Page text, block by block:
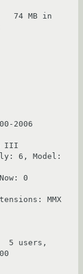
2006
III
6, Model:
0
MMX